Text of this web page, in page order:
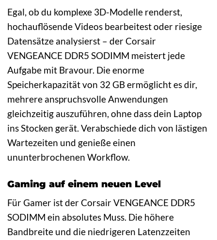
Egal, ob du komplexe 3D-Modelle renderst,
hochauflösende Videos bearbeitest oder riesige
Datensätze analysierst – der Corsair
VENGEANCE DDR5 SODIMM meistert jede
Aufgabe mit Bravour. Die enorme
Speicherkapazität von 32 GB ermöglicht es dir,
mehrere anspruchsvolle Anwendungen
gleichzeitig auszuführen, ohne dass dein Laptop
ins Stocken gerät. Verabschiede dich von lästigen
Wartezeiten und genieße einen
ununterbrochenen Workflow.
Gaming auf einem neuen Level
Für Gamer ist der Corsair VENGEANCE DDR5
SODIMM ein absolutes Muss. Die höhere
Bandbreite und die niedrigeren Latenzzeiten